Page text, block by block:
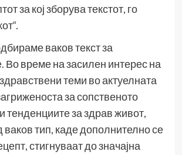
за кој зборува текстот, го
ваков текст за
Во време на засилен интерес на
теми во актуелната
за сопственото
тенденциите за здрав живот,
ваков тип, каде дополнително се
стигнуваат до значајна